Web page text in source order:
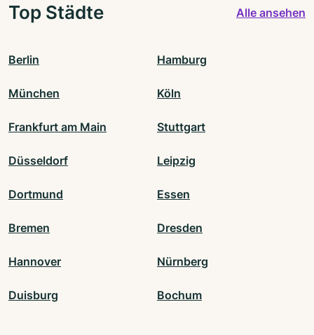
Top Städte Alle ansehen
Berlin Hamburg
München Köln
Frankfurt am Main Stuttgart
Düsseldorf Leipzig
Dortmund Essen
Bremen Dresden
Hannover Nürnberg
Duisburg Bochum